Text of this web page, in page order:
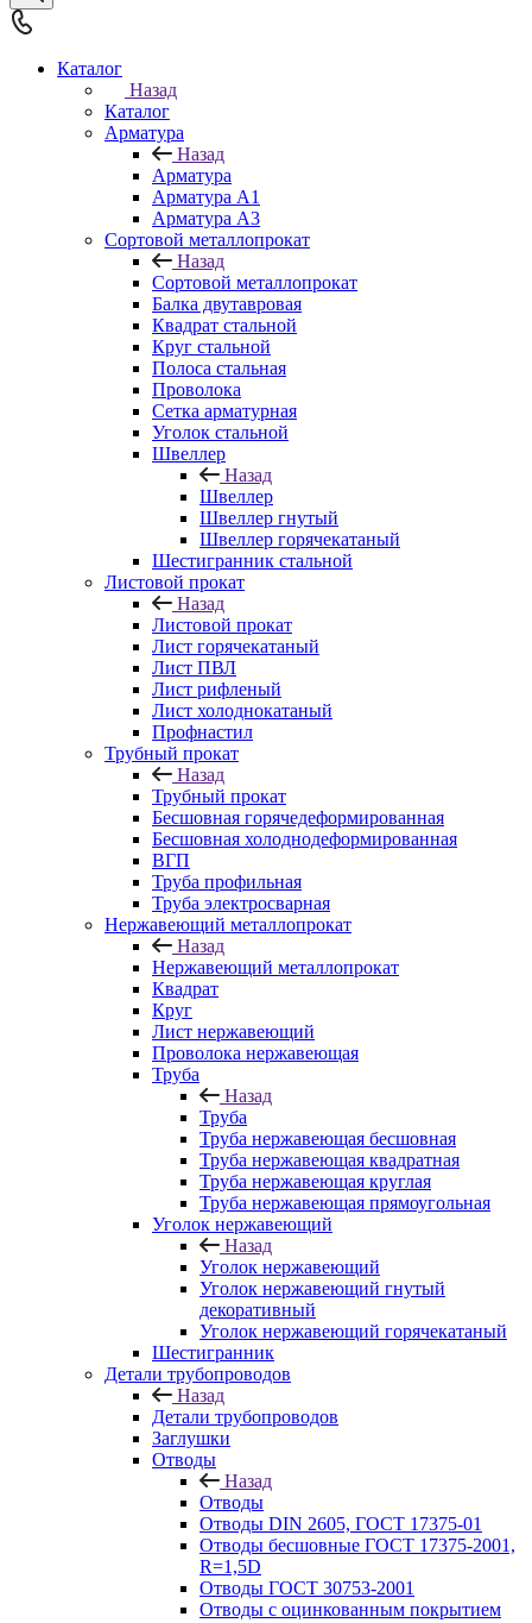
Каталог
Назад
Каталог
Арматура
Назад
Арматура
Арматура A1
Арматура А3
Сортовой металлопрокат
Назад
Сортовой металлопрокат
Балка двутавровая
Квадрат стальной
Круг стальной
Полоса стальная
Проволока
Сетка арматурная
Уголок стальной
Швеллер
Назад
Швеллер
Швеллер гнутый
Швеллер горячекатаный
Шестигранник стальной
Листовой прокат
Назад
Листовой прокат
Лист горячекатаный
Лист ПВЛ
Лист рифленый
Лист холоднокатаный
Профнастил
Трубный прокат
Назад
Трубный прокат
Бесшовная горячедеформированная
Бесшовная холоднодеформированная
ВГП
Труба профильная
Труба электросварная
Нержавеющий металлопрокат
Назад
Нержавеющий металлопрокат
Квадрат
Круг
Лист нержавеющий
Проволока нержавеющая
Труба
Назад
Труба
Труба нержавеющая бесшовная
Труба нержавеющая квадратная
Труба нержавеющая круглая
Труба нержавеющая прямоугольная
Уголок нержавеющий
Назад
Уголок нержавеющий
Уголок нержавеющий гнутый
декоративный
Уголок нержавеющий горячекатаный
Шестигранник
Детали трубопроводов
Назад
Детали трубопроводов
Заглушки
Отводы
Назад
Отводы
Отводы DIN 2605, ГОСТ 17375-01
Отводы бесшовные ГОСТ 17375-2001,
R=1,5D
Отводы ГОСТ 30753-2001
Отводы с оцинкованным покрытием